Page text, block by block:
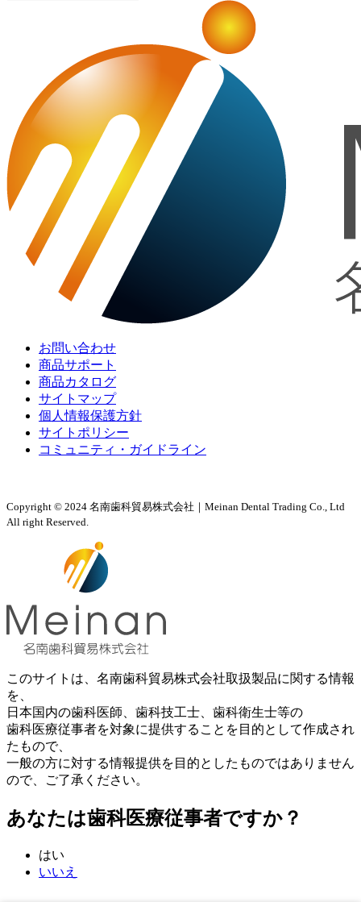
お問い合わせ
商品サポート
商品カタログ
サイトマップ
個人情報保護方針
サイトポリシー
コミュニティ・ガイドライン
Copyright © 2024 名南歯科貿易株式会社｜Meinan Dental Trading Co., Ltd
All right Reserved.
このサイトは、名南歯科貿易株式会社取扱製品に関する情報
を、
日本国内の歯科医師、歯科技工士、歯科衛生士等の
歯科医療従事者を対象に提供することを目的として作成され
たもので、
一般の方に対する情報提供を目的としたものではありません
ので、ご了承ください。
あなたは歯科医療従事者ですか？
はい
いいえ